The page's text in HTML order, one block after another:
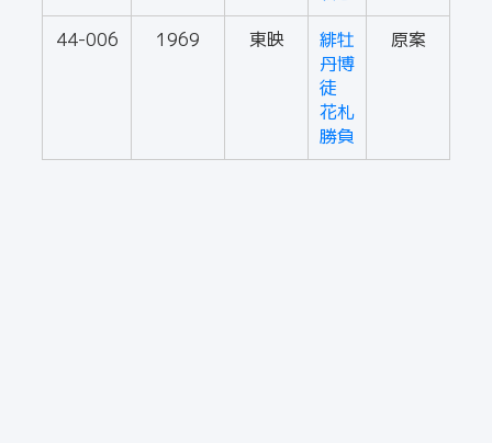
44-006 1969 東映
緋牡
丹博
徒
花札
勝負
原案